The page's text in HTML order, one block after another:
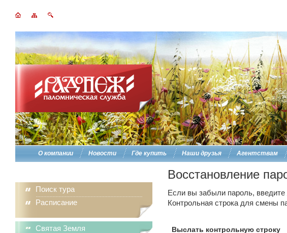
О компании Новости Где купить Наши друзья Агентствам
Поиск тура
Расписание
Святая Земля
Восстановление
Если вы забыли пароль, введите
Контрольная строка для смены
Выслать контрольную строку